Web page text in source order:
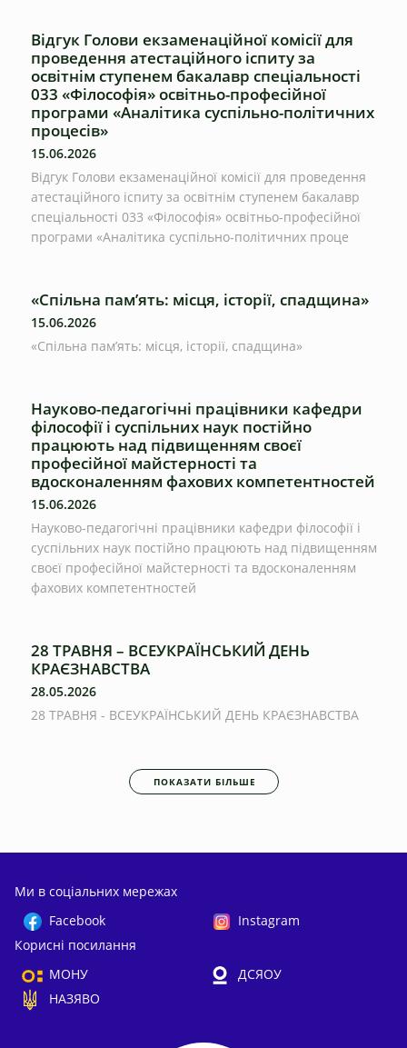
Відгук Голови екзаменаційної комісії для
проведення атестаційного іспиту за
освітнім ступенем бакалавр спеціальності
033 «Філософія» освітньо-професійної
програми «Аналітика суспільно-політичних
процесів»
15.06.2026
Відгук Голови екзаменаційної комісії для проведення
атестаційного іспиту за освітнім ступенем бакалавр
спеціальності 033 «Філософія» освітньо-професійної
програми «Аналітика суспільно-політичних проце
«Спільна пам’ять: місця, історії, спадщина»
15.06.2026
«Спільна пам’ять: місця, історії, спадщина»
Науково-педагогічні працівники кафедри
філософії і суспільних наук постійно
працюють над підвищенням своєї
професійної майстерності та
вдосконаленням фахових компетентностей
15.06.2026
Науково-педагогічні працівники кафедри філософії і
суспільних наук постійно працюють над підвищенням
своєї професійної майстерності та вдосконаленням
фахових компетентностей
28 ТРАВНЯ – ВСЕУКРАЇНСЬКИЙ ДЕНЬ
КРАЄЗНАВСТВА
28.05.2026
28 ТРАВНЯ - ВСЕУКРАЇНСЬКИЙ ДЕНЬ КРАЄЗНАВСТВА
ПОКАЗАТИ БІЛЬШЕ
Ми в соціальних мережах
Facebook
Instagram
Корисні посилання
МОНУ
ДСЯОУ
НАЗЯВО